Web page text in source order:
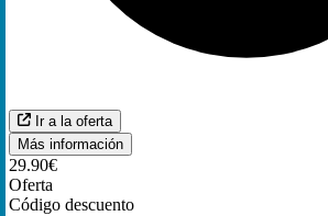
Ir a la oferta
Más información
29.90€
Oferta
Código descuento